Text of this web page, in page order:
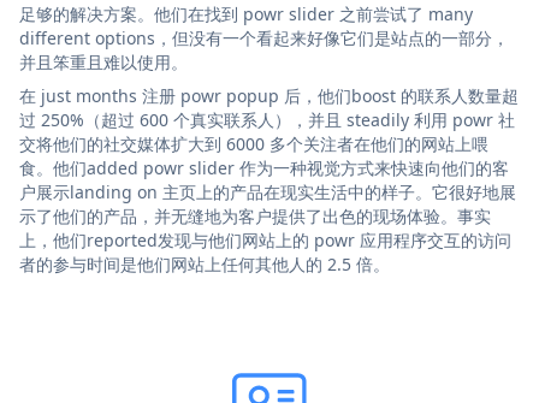
足够的解决方案。他们在找到 powr slider 之前尝试了 many
different options，但没有一个看起来好像它们是站点的一部分，
并且笨重且难以使用。
在 just months 注册 powr popup 后，他们boost 的联系人数量超
过 250%（超过 600 个真实联系人），并且 steadily 利用 powr 社
交将他们的社交媒体扩大到 6000 多个关注者在他们的网站上喂
食。他们added powr slider 作为一种视觉方式来快速向他们的客
户展示landing on 主页上的产品在现实生活中的样子。它很好地展
示了他们的产品，并无缝地为客户提供了出色的现场体验。事实
上，他们reported发现与他们网站上的 powr 应用程序交互的访问
者的参与时间是他们网站上任何其他人的 2.5 倍。